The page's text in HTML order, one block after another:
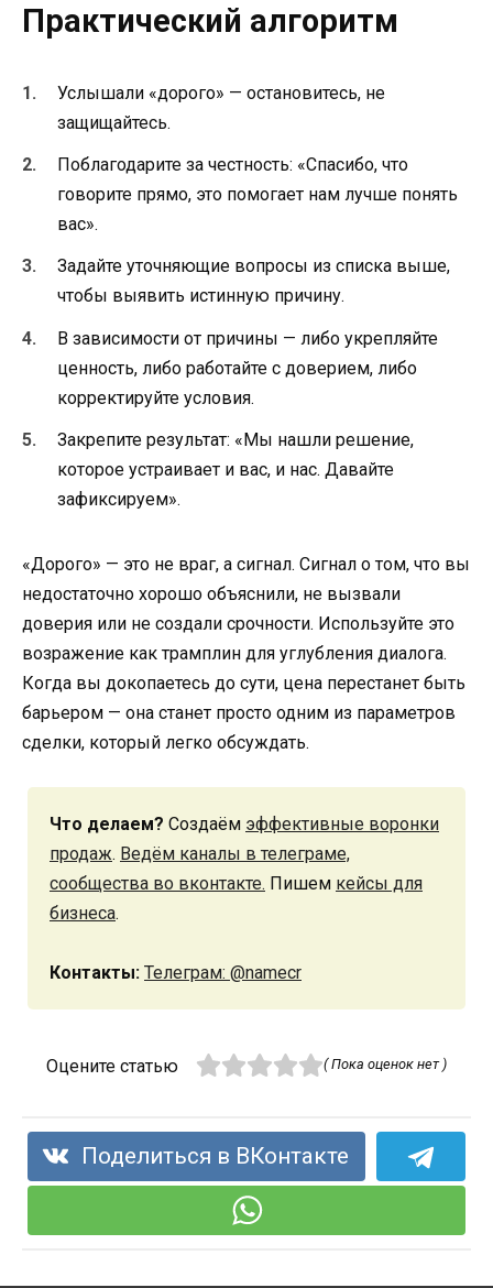
Практический алгоритм
Услышали «дорого» — остановитесь, не
защищайтесь.
Поблагодарите за честность: «Спасибо, что
говорите прямо, это помогает нам лучше понять
вас».
Задайте уточняющие вопросы из списка выше,
чтобы выявить истинную причину.
В зависимости от причины — либо укрепляйте
ценность, либо работайте с доверием, либо
корректируйте условия.
Закрепите результат: «Мы нашли решение,
которое устраивает и вас, и нас. Давайте
зафиксируем».
«Дорого» — это не враг, а сигнал. Сигнал о том, что вы
недостаточно хорошо объяснили, не вызвали
доверия или не создали срочности. Используйте это
возражение как трамплин для углубления диалога.
Когда вы докопаетесь до сути, цена перестанет быть
барьером — она станет просто одним из параметров
сделки, который легко обсуждать.
Что делаем? Создаём эффективные воронки
продаж. Ведём каналы в телеграме,
сообщества во вконтакте. Пишем кейсы для
бизнеса.
Контакты: Телеграм: @namecr
Оцените статью ( Пока оценок нет )
Поделиться в ВКонтакте